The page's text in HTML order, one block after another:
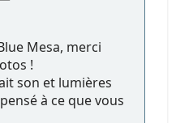
Mesa, merci
!
son et lumières
à ce que vous